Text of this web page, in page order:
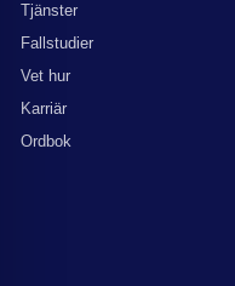
Tjänster
Fallstudier
Vet hur
Karriär
Ordbok